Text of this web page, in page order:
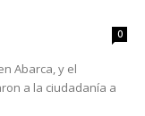
0
Abarca, y el
a la ciudadanía a